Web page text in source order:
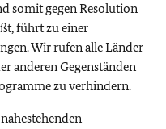
somit gegen Resolution
führt zu einer
Wir rufen alle Länder
anderen Gegenständen
zu verhindern.